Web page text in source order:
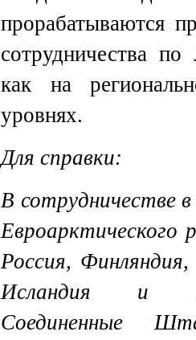
прорабатываются
сотрудничества
как на
уровнях.
Для справки:
В сотрудничестве
Россия,
Исландия и
Соединенные